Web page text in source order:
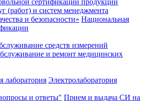
сертификации продукции
(работ) и систем менеджмента
и безопасности» Национальная
средств измерений
и ремонт медицинских
лаборатория Электролаборатория
и ответы" Прием и выдача СИ на